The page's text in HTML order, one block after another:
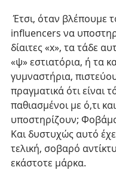
Έτσι, όταν βλέπουμε τους
influencers να
δίαιτες «x», τα τάδε
«ψ» εστιατόρια, ή τα
γυμναστήρια,
πραγματικά ότι είναι
παθιασμένοι με ό,τι
υποστηρίζουν;
Και δυστυχώς αυτό
τελική, σοβαρό
εκάστοτε μάρκα.